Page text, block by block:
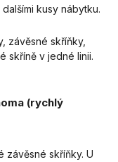
kusy nábytku.
závěsné skříňky,
skříně v jedné linii.
(rychlý
závěsné skříňky. U